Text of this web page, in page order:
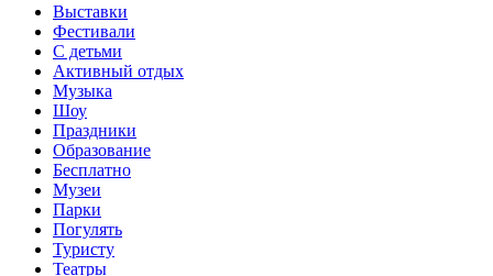
Выставки
Фестивали
С детьми
Активный отдых
Музыка
Шоу
Праздники
Образование
Бесплатно
Музеи
Парки
Погулять
Туристу
Театры